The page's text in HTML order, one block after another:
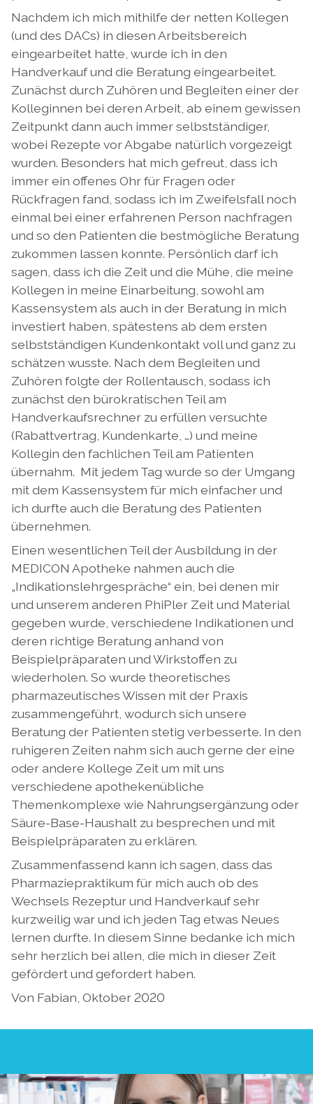
Nachdem ich mich mithilfe der netten Kollegen
(und des DACs) in diesen Arbeitsbereich
eingearbeitet hatte, wurde ich in den
Handverkauf und die Beratung eingearbeitet.
Zunächst durch Zuhören und Begleiten einer der
Kolleginnen bei deren Arbeit, ab einem gewissen
Zeitpunkt dann auch immer selbstständiger,
wobei Rezepte vor Abgabe natürlich vorgezeigt
wurden. Besonders hat mich gefreut, dass ich
immer ein offenes Ohr für Fragen oder
Rückfragen fand, sodass ich im Zweifelsfall noch
einmal bei einer erfahrenen Person nachfragen
und so den Patienten die bestmögliche Beratung
zukommen lassen konnte. Persönlich darf ich
sagen, dass ich die Zeit und die Mühe, die meine
Kollegen in meine Einarbeitung, sowohl am
Kassensystem als auch in der Beratung in mich
investiert haben, spätestens ab dem ersten
selbstständigen Kundenkontakt voll und ganz zu
schätzen wusste. Nach dem Begleiten und
Zuhören folgte der Rollentausch, sodass ich
zunächst den bürokratischen Teil am
Handverkaufsrechner zu erfüllen versuchte
(Rabattvertrag, Kundenkarte, …) und meine
Kollegin den fachlichen Teil am Patienten
übernahm. Mit jedem Tag wurde so der Umgang
mit dem Kassensystem für mich einfacher und
ich durfte auch die Beratung des Patienten
übernehmen.
Einen wesentlichen Teil der Ausbildung in der
MEDICON Apotheke nahmen auch die
„Indikationslehrgespräche“ ein, bei denen mir
und unserem anderen PhiPler Zeit und Material
gegeben wurde, verschiedene Indikationen und
deren richtige Beratung anhand von
Beispielpräparaten und Wirkstoffen zu
wiederholen. So wurde theoretisches
pharmazeutisches Wissen mit der Praxis
zusammengeführt, wodurch sich unsere
Beratung der Patienten stetig verbesserte. In den
ruhigeren Zeiten nahm sich auch gerne der eine
oder andere Kollege Zeit um mit uns
verschiedene apothekenübliche
Themenkomplexe wie Nahrungsergänzung oder
Säure-Base-Haushalt zu besprechen und mit
Beispielpräparaten zu erklären.
Zusammenfassend kann ich sagen, dass das
Pharmaziepraktikum für mich auch ob des
Wechsels Rezeptur und Handverkauf sehr
kurzweilig war und ich jeden Tag etwas Neues
lernen durfte. In diesem Sinne bedanke ich mich
sehr herzlich bei allen, die mich in dieser Zeit
gefördert und gefordert haben.
Von Fabian, Oktober 2020